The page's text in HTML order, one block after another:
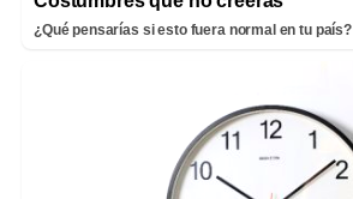
¿Qué pensarías si esto fuera normal en tu país?